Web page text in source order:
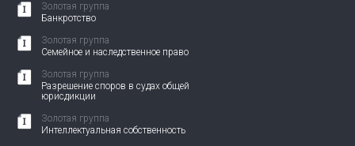
Золотая группа
Банкротство
Золотая группа
Семейное и наследственное право
Золотая группа
Разрешение споров в судах общей
юрисдикции
Золотая группа
Интеллектуальная собственность